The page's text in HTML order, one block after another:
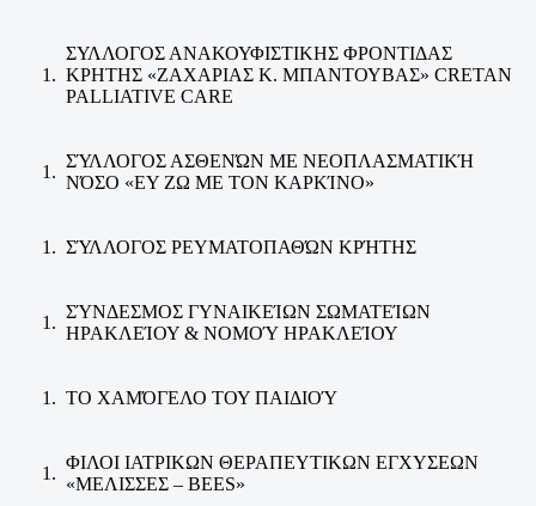
ΣΥΛΛΟΓΟΣ ΑΝΑΚΟΥΦΙΣΤΙΚΗΣ ΦΡΟΝΤΙΔΑΣ
ΚΡΗΤΗΣ «ΖΑΧΑΡΙΑΣ Κ. ΜΠΑΝΤΟΥΒΑΣ» CRETAN
PALLIATIVE CARE
ΣΎΛΛΟΓΟΣ ΑΣΘΕΝΏΝ ΜΕ ΝΕΟΠΛΑΣΜΑΤΙΚΉ
ΝΌΣΟ «ΕΥ ΖΩ ΜΕ ΤΟΝ ΚΑΡΚΊΝΟ»
ΣΎΛΛΟΓΟΣ ΡΕΥΜΑΤΟΠΑΘΏΝ ΚΡΉΤΗΣ
ΣΎΝΔΕΣΜΟΣ ΓΥΝΑΙΚΕΊΩΝ ΣΩΜΑΤΕΊΩΝ
ΗΡΑΚΛΕΊΟΥ & ΝΟΜΟΎ ΗΡΑΚΛΕΊΟΥ
ΤΟ ΧΑΜΌΓΕΛΟ ΤΟΥ ΠΑΙΔΙΟΎ
ΦΙΛΟΙ ΙΑΤΡΙΚΩΝ ΘΕΡΑΠΕΥΤΙΚΩΝ ΕΓΧΥΣΕΩΝ
«ΜΕΛΙΣΣΕΣ – BEES»